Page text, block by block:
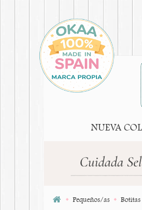
NUEVA
Pequeños/as Botitas